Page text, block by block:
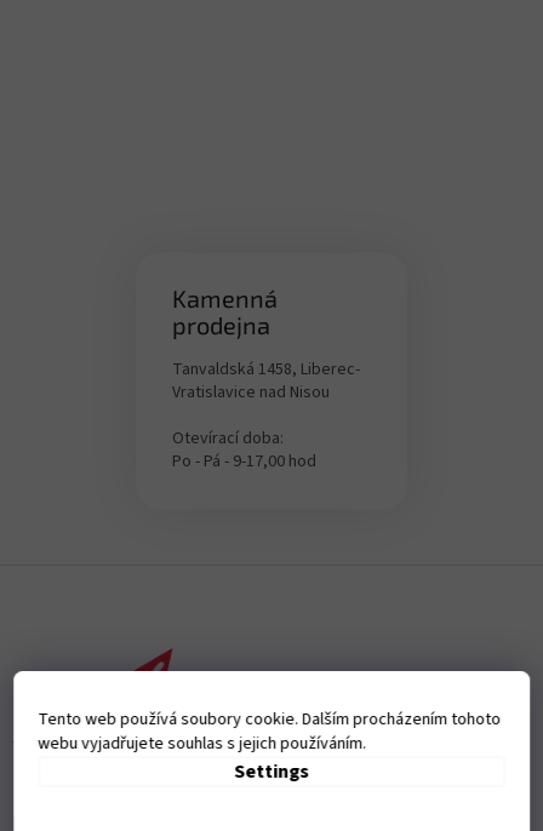
Tento web používá soubory cookie. Dalším procházením tohoto
webu vyjadřujete souhlas s jejich používáním.
Settings
Kamenná
prodejna
Tanvaldská 1458, Liberec-
Vratislavice nad Nisou
Otevírací doba:
Po - Pá - 9-17,00 hod